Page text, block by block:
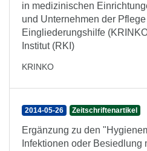
in medizinischen
und Unternehmen der Pflege
Eingliederungshilfe
Institut (RKI)
KRINKO
2014-05-26 Zeitschriftenartikel
Ergänzung zu den
Infektionen oder Besiedlung